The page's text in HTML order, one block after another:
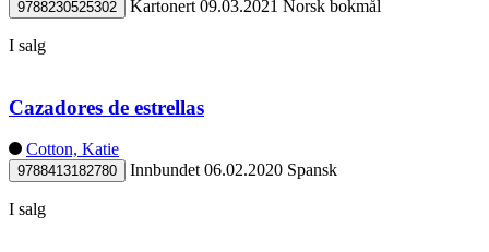
9788230525302 Kartonert 09.03.2021 Norsk bokmål
I salg
Cazadores de estrellas
Cotton, Katie
9788413182780 Innbundet 06.02.2020 Spansk
I salg